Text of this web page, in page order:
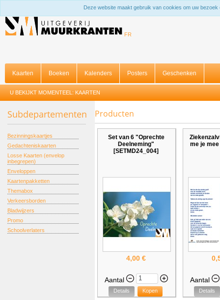
Deze website maakt gebruik van cookies om uw
FR
Kaarten Boeken Kalenders Posters Geschenken
U BEKIJKT MOMENTEEL: KAARTEN
Subdepartementen
Bezinningskaartjes
Gedachteniskaarten
Losse Kaarten (envelop
inbegrepen)
Enveloppen
Kaartenpakketten
Themabox
Verkeersborden
Bladwijzers
Promo
Schoolverlaters
Producten
Set van 6 "Oprechte
Deelneming"
[SETMD24_004]
4,00 €
Aantal
Details Kopen
me je
Aantal
Details